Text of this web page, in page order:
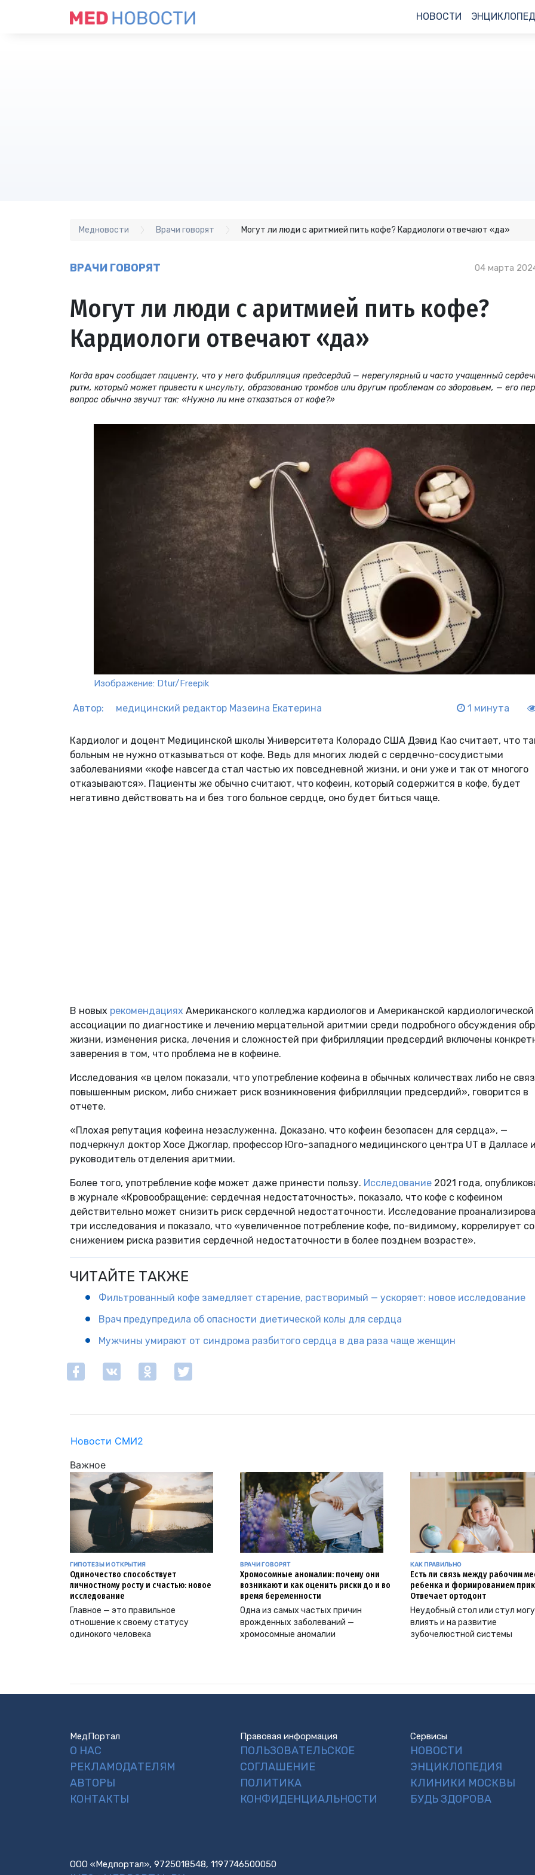
НОВОСТИ
Медновости Врачи говорят Могут ли люди с аритмией пить кофе? Кардиологи отвечают «да»
ВРАЧИ ГОВОРЯТ 04 марта
Могут ли люди с аритмией пить кофе?
Кардиологи отвечают «да»
Когда врач сообщает пациенту, что у него фибрилляция предсердий — нерегулярный и часто учащенный
ритм, который может привести к инсульту, образованию тромбов или другим проблемам со здоровьем, — его
вопрос обычно звучит так: «Нужно ли мне отказаться от кофе?»
Изображение: Dtur/Freepik
Автор: медицинский редактор Мазеина Екатерина 1 минута
Кардиолог и доцент Медицинской школы Университета Колорадо США Дэвид Као считает, что
больным не нужно отказываться от кофе. Ведь для многих людей с сердечно-сосудистыми
заболеваниями «кофе навсегда стал частью их повседневной жизни, и они уже и так от многого
отказываются». Пациенты же обычно считают, что кофеин, который содержится в кофе, будет
негативно действовать на и без того больное сердце, оно будет биться чаще.
В новых рекомендациях Американского колледжа кардиологов и Американской кардиологической
ассоциации по диагностике и лечению мерцательной аритмии среди подробного обсуждения
жизни, изменения риска, лечения и сложностей при фибрилляции предсердий включены
заверения в том, что проблема не в кофеине.
Исследования «в целом показали, что употребление кофеина в обычных количествах либо не
повышенным риском, либо снижает риск возникновения фибрилляции предсердий», говорится в
отчете.
«Плохая репутация кофеина незаслуженна. Доказано, что кофеин безопасен для сердца», —
подчеркнул доктор Хосе Джоглар, профессор Юго-западного медицинского центра UT в Далласе и
руководитель отделения аритмии.
Более того, употребление кофе может даже принести пользу. Исследование 2021 года,
в журнале «Кровообращение: сердечная недостаточность», показало, что кофе с кофеином
действительно может снизить риск сердечной недостаточности. Исследование
три исследования и показало, что «увеличенное потребление кофе, по-видимому, коррелирует со
снижением риска развития сердечной недостаточности в более позднем возрасте».
ЧИТАЙТЕ ТАКЖЕ
Фильтрованный кофе замедляет старение, растворимый — ускоряет: новое исследование
Врач предупредила об опасности диетической колы для сердца
Мужчины умирают от синдрома разбитого сердца в два раза чаще женщин
Новости СМИ2
Важное
ГИПОТЕЗЫ И ОТКРЫТИЯ
Одиночество способствует
личностному росту и счастью: новое
исследование
Главное — это правильное
отношение к своему статусу
одинокого человека
ВРАЧИ ГОВОРЯТ
Хромосомные аномалии: почему они
возникают и как оценить риски до и во
время беременности
Одна из самых частых причин
врожденных заболеваний —
хромосомные аномалии
КАК ПРАВИЛЬНО
Есть ли связь между рабочим
ребенка и формированием
Отвечает ортодонт
Неудобный стол или стул
влиять и на развитие
зубочелюстной системы
МедПортал
О НАС
РЕКЛАМОДАТЕЛЯМ
АВТОРЫ
КОНТАКТЫ
Правовая информация
ПОЛЬЗОВАТЕЛЬСКОЕ
СОГЛАШЕНИЕ
ПОЛИТИКА
КОНФИДЕНЦИАЛЬНОСТИ
Сервисы
НОВОСТИ
ЭНЦИКЛОПЕДИЯ
КЛИНИКИ МОСКВЫ
БУДЬ ЗДОРОВА
ООО «Медпортал», 9725018548, 1197746500050